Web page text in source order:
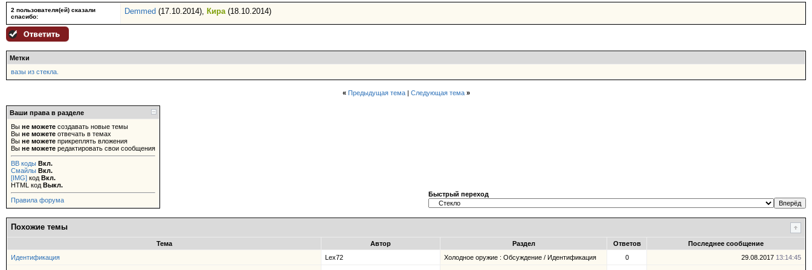
2 пользователя(ей) сказали
cпасибо:
Demmed (17.10.2014), Кира(18.10.2014)
Метки
вазы из стекла.
« Предыдущая тема| Следующая тема »
Ваши права в разделе
Вы не можете создавать новые темы
Вы не можете отвечать в темах
Вы не можете прикреплять вложения
Вы не можете редактировать свои сообщения
BB коды Вкл.
Смайлы Вкл.
[IMG] код Вкл.
HTML код Выкл.
Правила форума
Быстрый переход
Похожие темы
Тема Автор Раздел Ответов
Последнее сообщение
Идентификация
Lex72 Холодное оружие : Обсуждение / Идентификация 0 29.08.2017 13:14:45